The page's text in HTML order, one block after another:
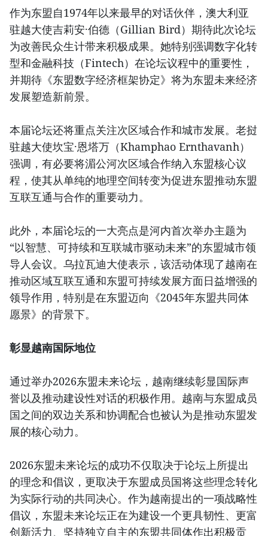
作为东盟自1974年以来最早的对话伙伴，澳大利亚
驻越大使吉莉安·伯德（Gillian Bird）期待此次论坛
为改善民众生计带来积极成果。她特别强调数字化转
型和金融科技（Fintech）在论坛议程中的重要性，
并期待《东盟数字经济框架协定》将为东盟未来经济
发展塑造新前景。
本届论坛还将重点关注次区域合作和城市发展。老挝
驻越大使坎宝·恩塔万（Khamphao Ernthavanh）
强调，有必要将湄公河次区域合作纳入东盟核心议
程，使其从单纯的地理空间转变为促进东盟推动东盟
互联互通与合作的重要动力。
此外，本届论坛的一大亮点是河内首次举办主题为
“以智慧、可持续和互联城市驱动未来”的东盟城市领
导人会议。乌拉瓦迪大使表示，该活动体现了越南在
推动区域互联互通和东盟可持续发展方面日益增强的
领导作用，特别是在东盟迈向《2045年东盟共同体
愿景》的背景下。
彰显越南国际地位
通过举办2026东盟未来论坛，越南继续彰显国际声
誉以及推动建设性对话的积极作用。越南与东盟成员
国之间的双边关系和协调配合也被认为是推动东盟发
展的核心动力。
2026东盟未来论坛的成功不仅取决于论坛上所提出
的理念和倡议，更取决于东盟成员国将这些理念转化
为实际行动的共同决心。作为越南提出的一项战略性
倡议，东盟未来论坛正在为建设一个更具韧性、更富
创新活力、坚持独立自主的东盟共同体作出积极贡